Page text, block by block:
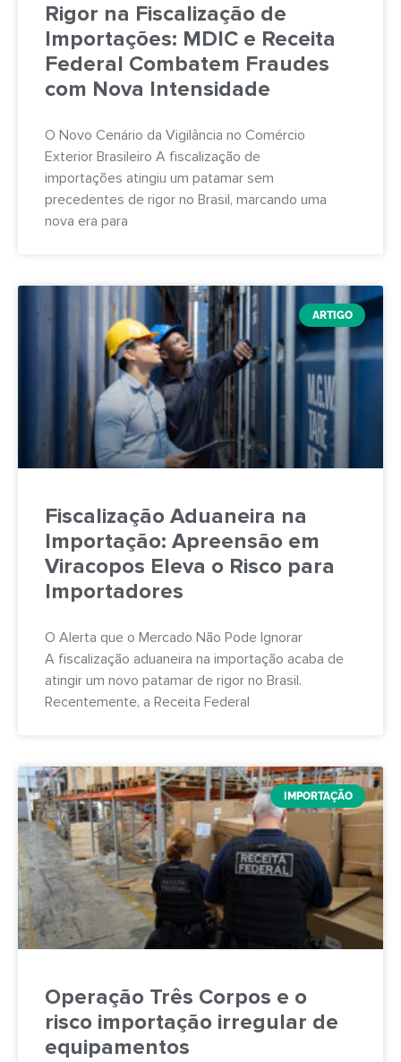
Rigor na Fiscalização de
Importações: MDIC e Receita
Federal Combatem Fraudes
com Nova Intensidade
O Novo Cenário da Vigilância no Comércio
Exterior Brasileiro A fiscalização de
importações atingiu um patamar sem
precedentes de rigor no Brasil, marcando uma
nova era para
ARTIGO
Fiscalização Aduaneira na
Importação: Apreensão em
Viracopos Eleva o Risco para
Importadores
O Alerta que o Mercado Não Pode Ignorar
A fiscalização aduaneira na importação acaba de
atingir um novo patamar de rigor no Brasil.
Recentemente, a Receita Federal
IMPORTAÇÃO
Operação Três Corpos e o
risco importação irregular de
equipamentos